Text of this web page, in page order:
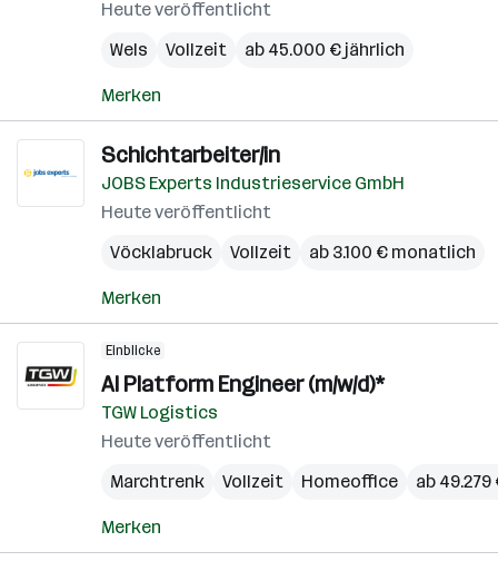
Heute veröffentlicht
Wels
Vollzeit ab 45.000 € jährlich
Merken
Schichtarbeiter/in
JOBS Experts Industrieservice GmbH
Heute veröffentlicht
Vöcklabruck
Vollzeit ab 3.100 € monatlich
Merken
Einblicke
AI Platform Engineer (m/w/d)*
TGW Logistics
Heute veröffentlicht
Marchtrenk
Vollzeit Homeoffice ab
Merken